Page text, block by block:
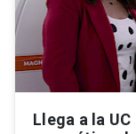
Llega a la